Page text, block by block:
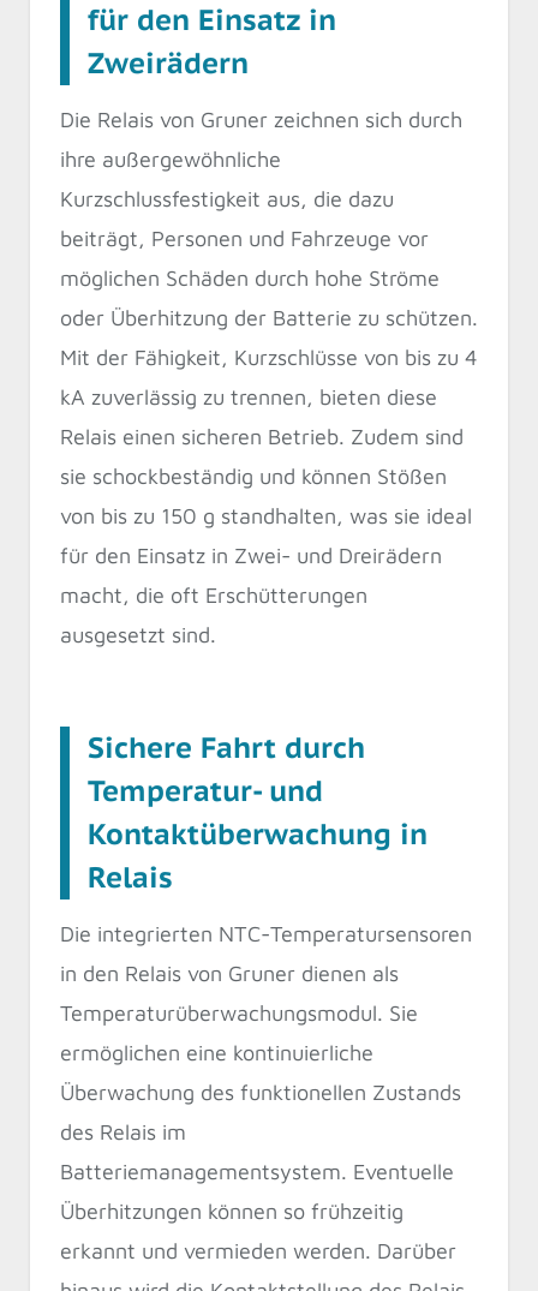
für den Einsatz in
Zweirädern
Die Relais von Gruner zeichnen sich durch
ihre außergewöhnliche
Kurzschlussfestigkeit aus, die dazu
beiträgt, Personen und Fahrzeuge vor
möglichen Schäden durch hohe Ströme
oder Überhitzung der Batterie zu schützen.
Mit der Fähigkeit, Kurzschlüsse von bis zu 4
kA zuverlässig zu trennen, bieten diese
Relais einen sicheren Betrieb. Zudem sind
sie schockbeständig und können Stößen
von bis zu 150 g standhalten, was sie ideal
für den Einsatz in Zwei- und Dreirädern
macht, die oft Erschütterungen
ausgesetzt sind.
Sichere Fahrt durch
Temperatur- und
Kontaktüberwachung in
Relais
Die integrierten NTC-Temperatursensoren
in den Relais von Gruner dienen als
Temperaturüberwachungsmodul. Sie
ermöglichen eine kontinuierliche
Überwachung des funktionellen Zustands
des Relais im
Batteriemanagementsystem. Eventuelle
Überhitzungen können so frühzeitig
erkannt und vermieden werden. Darüber